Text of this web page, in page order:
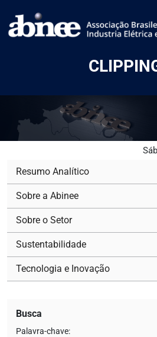
Resumo Analítico
Sobre a Abinee
Sobre o Setor
Sustentabilidade
Tecnologia e Inovação
Busca
Palavra-chave: